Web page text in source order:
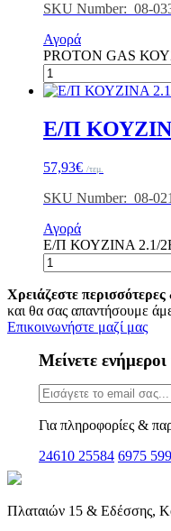
SKU Number: 08-
Αγορά
PROTON GAS
Ε/Π
57,93€ /τεμ.
SKU Number: 08-
Αγορά
Ε/Π ΚΟΥΖINA 2.1/
Χρειάζεστε περισσότερες
και θα σας απαντήσουμε
Επικοινωνήστε μαζί μας
Μείνετε
Για πληροφορίες &
24610 25584 6975
Πλαταιών 15 & Εδέσσης,